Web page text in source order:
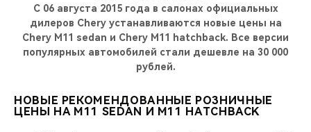
СЕДАНЫ
ПОДДЕРЖКА
CHERY CONNECT
CHERY В СОЦСЕТЯХ
ЛЮДИ CHERY
БЛАГОТВОРИТЕЛЬНОСТЬ
С 06 августа 2015 года в салонах официальных
дилеров Chery устанавливаются новые цены на
Chery M11 sedan и Chery M11 hatchback. Все версии
популярных автомобилей стали дешевле на 30 000
рублей.
НОВЫЕ РЕКОМЕНДОВАННЫЕ РОЗНИЧНЫЕ
ЦЕНЫ НА M11 SEDAN И M11 HATCHBACK